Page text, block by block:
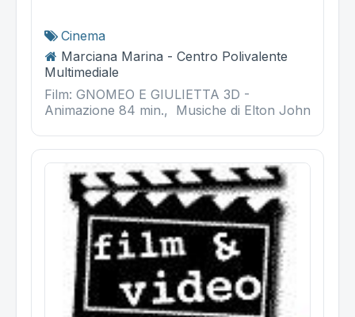
Cinema
Marciana Marina - Centro Polivalente
Multimediale
Film: GNOMEO E GIULIETTA 3D -
Animazione 84 min., Musiche di Elton John